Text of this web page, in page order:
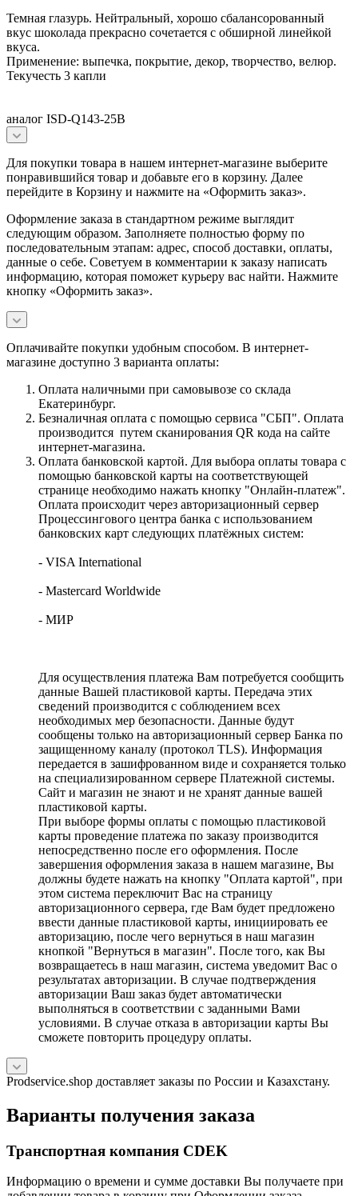
Темная глазурь. Нейтральный, хорошо сбалансорованный
вкус шоколада прекрасно сочетается с обширной линейкой
вкуса.
Применение: выпечка, покрытие, декор, творчество, велюр.
Текучесть 3 капли
аналог ISD-Q143-25B
Для покупки товара в нашем интернет-магазине выберите
понравившийся товар и добавьте его в корзину. Далее
перейдите в Корзину и нажмите на «Оформить заказ».
Оформление заказа в стандартном режиме выглядит
следующим образом. Заполняете полностью форму по
последовательным этапам: адрес, способ доставки, оплаты,
данные о себе. Советуем в комментарии к заказу написать
информацию, которая поможет курьеру вас найти. Нажмите
кнопку «Оформить заказ».
Оплачивайте покупки удобным способом. В интернет-
магазине доступно 3 варианта оплаты:
Оплата наличными при самовывозе со склада
Екатеринбург.
Безналичная оплата с помощью сервиса "СБП". Оплата
производится путем сканирования QR кода на сайте
интернет-магазина.
Оплата банковской картой. Для выбора оплаты товара с
помощью банковской карты на соответствующей
странице необходимо нажать кнопку "Онлайн-платеж".
Оплата происходит через авторизационный сервер
Процессингового центра банка с использованием
банковских карт следующих платёжных систем:
- VISA International
- Mastercard Worldwide
- МИР
Для осуществления платежа Вам потребуется сообщить
данные Вашей пластиковой карты. Передача этих
сведений производится с соблюдением всех
необходимых мер безопасности. Данные будут
сообщены только на авторизационный сервер Банка по
защищенному каналу (протокол TLS). Информация
передается в зашифрованном виде и сохраняется только
на специализированном сервере Платежной системы.
Сайт и магазин не знают и не хранят данные вашей
пластиковой карты.
При выборе формы оплаты с помощью пластиковой
карты проведение платежа по заказу производится
непосредственно после его оформления. После
завершения оформления заказа в нашем магазине, Вы
должны будете нажать на кнопку "Оплата картой", при
этом система переключит Вас на страницу
авторизационного сервера, где Вам будет предложено
ввести данные пластиковой карты, инициировать ее
авторизацию, после чего вернуться в наш магазин
кнопкой "Вернуться в магазин". После того, как Вы
возвращаетесь в наш магазин, система уведомит Вас о
результатах авторизации. В случае подтверждения
авторизации Ваш заказ будет автоматически
выполняться в соответствии с заданными Вами
условиями. В случае отказа в авторизации карты Вы
сможете повторить процедуру оплаты.
Prodservice.shop доставляет заказы по России и Казахстану.
Варианты получения заказа
Транспортная компания CDEK
Информацию о времени и сумме доставки Вы получаете при